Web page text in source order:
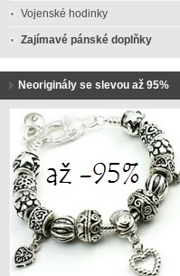
Vojenské hodinky
Zajímavé pánské doplňky
Neoriginály se slevou až 95%